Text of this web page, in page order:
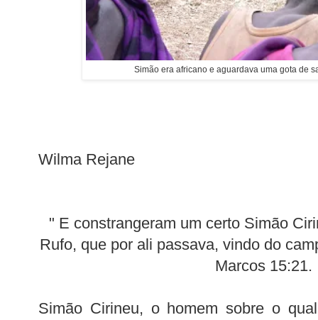
Simão era africano e aguardava uma gota de
Wilma Rejane
" E constrangeram um certo Simão
Rufo, que por ali passava, vindo do
Marcos 15:21.
Simão Cirineu, o homem sobre o